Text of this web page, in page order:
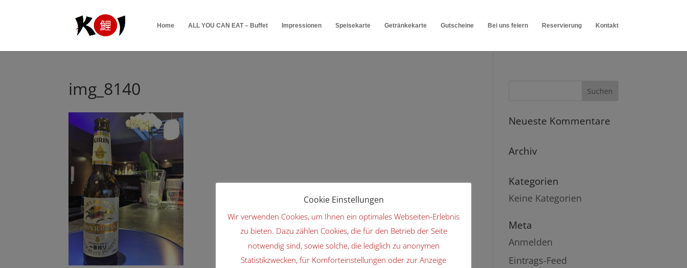
Home ALL YOU CAN EAT – Buffet Impressionen Speisekarte Getränkekarte Gutscheine Bei uns feiern Reservierung Kontakt
img_8140
Neueste Kommentare
Archiv
Kategorien
Keine Kategorien
Meta
Anmelden
Eintrags-Feed
Cookie Einstellungen
Wir verwenden Cookies, um Ihnen ein optimales Webseiten-Erlebnis
zu bieten. Dazu zählen Cookies, die für den Betrieb der Seite
notwendig sind, sowie solche, die lediglich zu anonymen
Statistikzwecken, für Komforteinstellungen oder zur Anzeige